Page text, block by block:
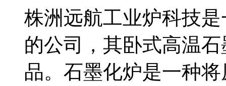
株洲远航工业炉科技
的公司，其卧式高温
品。石墨化炉是一种